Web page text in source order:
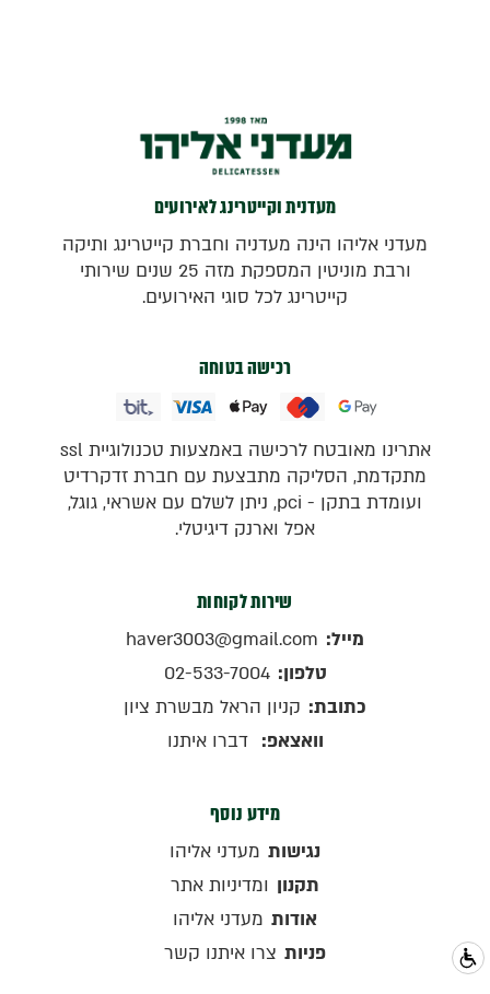
מעדנית וקייטרינג לאירועים
מעדני אליהו הינה מעדניה וחברת קייטרינג ותיקה
ורבת מוניטין המספקת מזה 25 שנים שירותי
קייטרינג לכל סוגי האירועים.
רכישה בטוחה
אתרינו מאובטח לרכישה באמצעות טכנולוגיית ssl
מתקדמת, הסליקה מתבצעת עם חברת זדקרדיט
ועומדת בתקן - pci, ניתן לשלם עם אשראי, גוגל,
אפל וארנק דיגיטלי.
שירות לקוחות
מייל: haver3003@gmail.com
טלפון: 02-533-7004
כתובת: קניון הראל מבשרת ציון
וואצאפ: דברו איתנו
מידע נוסף
נגישות מעדני אליהו
תקנון ומדיניות אתר
אודות מעדני אליהו
פניות צרו איתנו קשר